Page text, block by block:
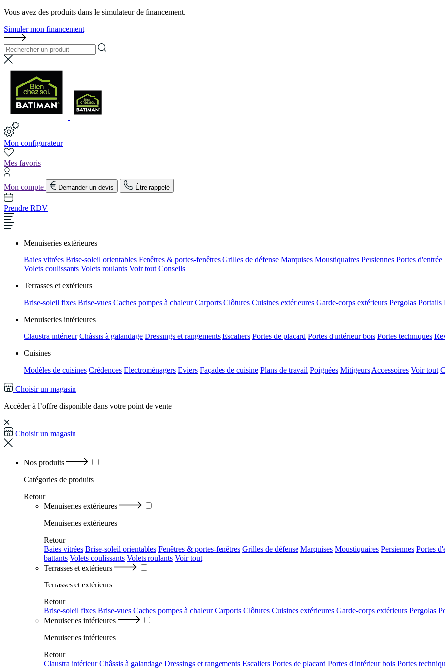
Vous avez des produits dans le simulateur de financement.
Simuler mon financement
Mon configurateur
Mes favoris
Mon compte Demander un devis Être rappelé
Prendre RDV
Menuiseries extérieures
Baies vitrées Brise-soleil orientables Fenêtres & portes-fenêtres Grilles de défense Marquises Moustiquaires Persiennes Portes d'entrée
Volets coulissants Volets roulants Voir tout Conseils
Terrasses et extérieurs
Brise-soleil fixes Brise-vues Caches pompes à chaleur Carports Clôtures Cuisines extérieures Garde-corps extérieurs Pergolas Portails
Menuiseries intérieures
Claustra intérieur Châssis à galandage Dressings et rangements Escaliers Portes de placard Portes d'intérieur bois Portes techniques
Cuisines
Modèles de cuisines Crédences Electroménagers Eviers Façades de cuisine Plans de travail Poignées Mitigeurs Accessoires Voir tout
Choisir un magasin
Accéder à l’offre disponible dans votre point de vente
Choisir un magasin
Nos produits
Catégories de produits
Retour
Menuiseries extérieures
Menuiseries extérieures
Retour
Baies vitrées Brise-soleil orientables Fenêtres & portes-fenêtres Grilles de défense Marquises Moustiquaires Persiennes Portes
battants Volets coulissants Volets roulants Voir tout
Terrasses et extérieurs
Terrasses et extérieurs
Retour
Brise-soleil fixes Brise-vues Caches pompes à chaleur Carports Clôtures Cuisines extérieures Garde-corps extérieurs Pergolas
Menuiseries intérieures
Menuiseries intérieures
Retour
Claustra intérieur Châssis à galandage Dressings et rangements Escaliers Portes de placard Portes d'intérieur bois Portes